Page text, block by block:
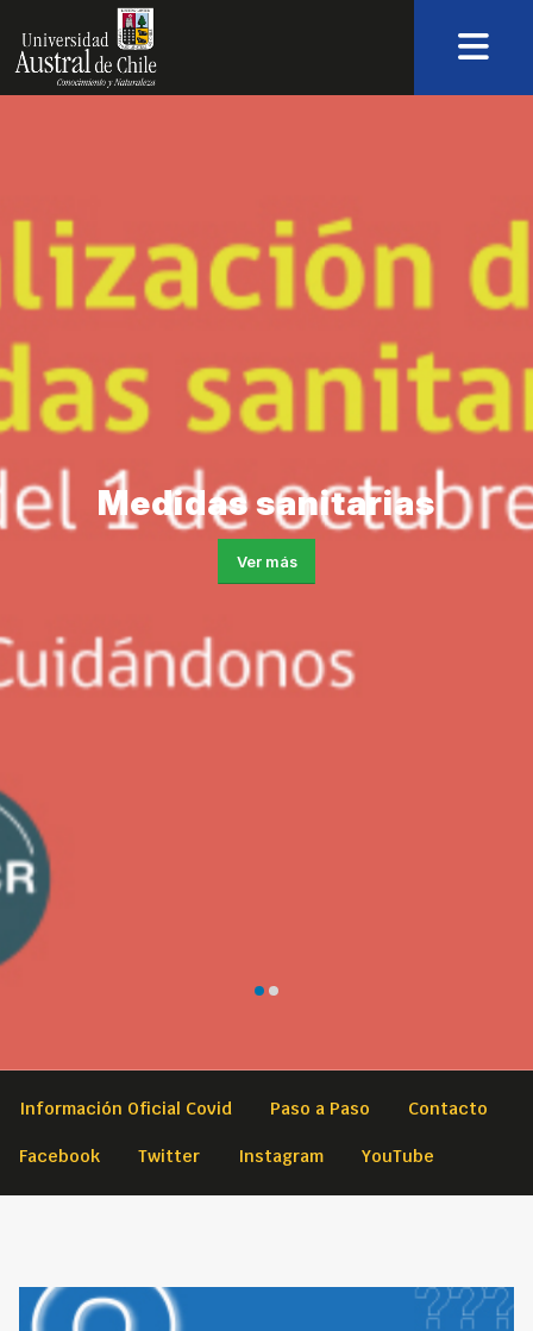
Medidas sanitarias
Ver más
Información Oficial Covid Paso a Paso Contacto
Facebook Twitter Instagram YouTube